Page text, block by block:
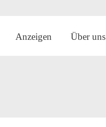
Anzeigen Über uns